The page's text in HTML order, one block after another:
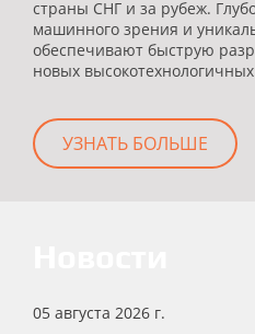
страны СНГ и за рубеж.
машинного зрения и
обеспечивают быструю
новых
УЗНАТЬ БОЛЬШЕ
05 августа 2026 г.